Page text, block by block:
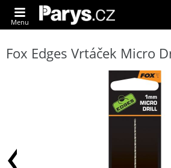
Menu
Fox Edges Vrtáček Micro